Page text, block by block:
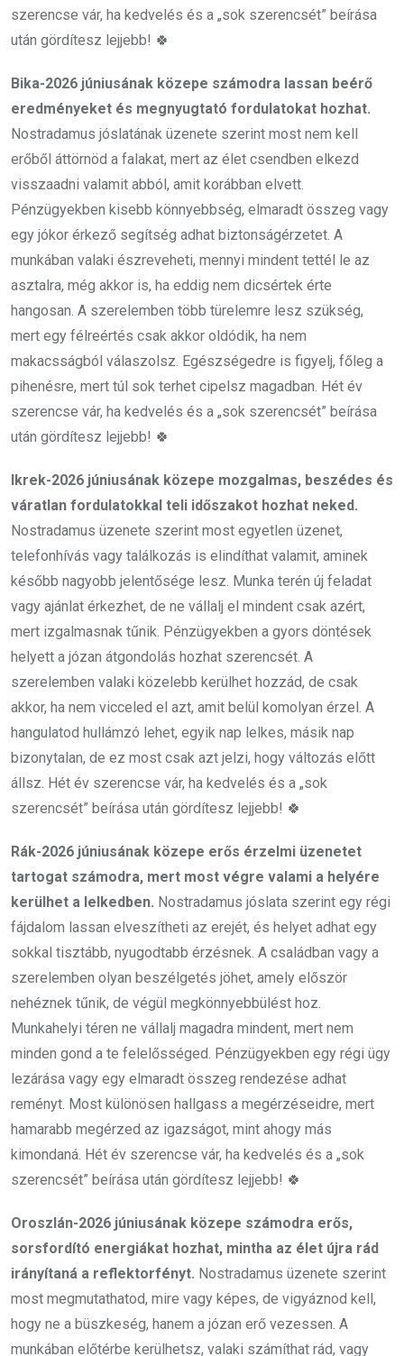
szerencse vár, ha kedvelés és a „sok szerencsét” beírása
után gördítesz lejjebb! 🍀
Bika-2026 júniusának közepe számodra lassan beérő
eredményeket és megnyugtató fordulatokat hozhat.
Nostradamus jóslatának üzenete szerint most nem kell
erőből áttörnöd a falakat, mert az élet csendben elkezd
visszaadni valamit abból, amit korábban elvett.
Pénzügyekben kisebb könnyebbség, elmaradt összeg vagy
egy jókor érkező segítség adhat biztonságérzetet. A
munkában valaki észreveheti, mennyi mindent tettél le az
asztalra, még akkor is, ha eddig nem dicsértek érte
hangosan. A szerelemben több türelemre lesz szükség,
mert egy félreértés csak akkor oldódik, ha nem
makacsságból válaszolsz. Egészségedre is figyelj, főleg a
pihenésre, mert túl sok terhet cipelsz magadban. Hét év
szerencse vár, ha kedvelés és a „sok szerencsét” beírása
után gördítesz lejjebb! 🍀
Ikrek-2026 júniusának közepe mozgalmas, beszédes és
váratlan fordulatokkal teli időszakot hozhat neked.
Nostradamus üzenete szerint most egyetlen üzenet,
telefonhívás vagy találkozás is elindíthat valamit, aminek
később nagyobb jelentősége lesz. Munka terén új feladat
vagy ajánlat érkezhet, de ne vállalj el mindent csak azért,
mert izgalmasnak tűnik. Pénzügyekben a gyors döntések
helyett a józan átgondolás hozhat szerencsét. A
szerelemben valaki közelebb kerülhet hozzád, de csak
akkor, ha nem vicceled el azt, amit belül komolyan érzel. A
hangulatod hullámzó lehet, egyik nap lelkes, másik nap
bizonytalan, de ez most csak azt jelzi, hogy változás előtt
állsz. Hét év szerencse vár, ha kedvelés és a „sok
szerencsét” beírása után gördítesz lejjebb! 🍀
Rák-2026 júniusának közepe erős érzelmi üzenetet
tartogat számodra, mert most végre valami a helyére
kerülhet a lelkedben. Nostradamus jóslata szerint egy régi
fájdalom lassan elveszítheti az erejét, és helyet adhat egy
sokkal tisztább, nyugodtabb érzésnek. A családban vagy a
szerelemben olyan beszélgetés jöhet, amely először
nehéznek tűnik, de végül megkönnyebbülést hoz.
Munkahelyi téren ne vállalj magadra mindent, mert nem
minden gond a te felelősséged. Pénzügyekben egy régi ügy
lezárása vagy egy elmaradt összeg rendezése adhat
reményt. Most különösen hallgass a megérzéseidre, mert
hamarabb megérzed az igazságot, mint ahogy más
kimondaná. Hét év szerencse vár, ha kedvelés és a „sok
szerencsét” beírása után gördítesz lejjebb! 🍀
Oroszlán-2026 júniusának közepe számodra erős,
sorsfordító energiákat hozhat, mintha az élet újra rád
irányítaná a reflektorfényt. Nostradamus üzenete szerint
most megmutathatod, mire vagy képes, de vigyáznod kell,
hogy ne a büszkeség, hanem a józan erő vezessen. A
munkában előtérbe kerülhetsz, valaki számíthat rád, vagy